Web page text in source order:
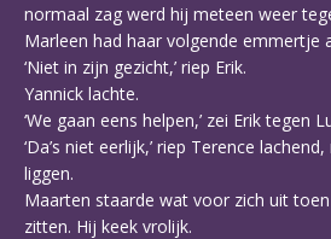
normaal zag werd hij meteen weer
Marleen had haar volgende emmertje
‘Niet in zijn gezicht,’ riep Erik.
Yannick lachte.
‘We gaan eens helpen,’ zei Erik tegen
‘Da’s niet eerlijk,’ riep Terence
liggen.
Maarten staarde wat voor zich uit
zitten. Hij keek vrolijk.